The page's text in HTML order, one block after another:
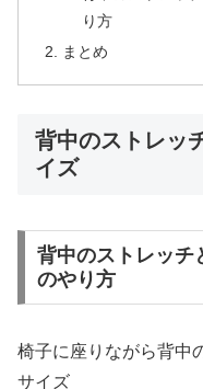
り方
まとめ
背中のストレッ
イズ
背中のストレッチ
のやり方
椅子に座りながら背中
サイズ